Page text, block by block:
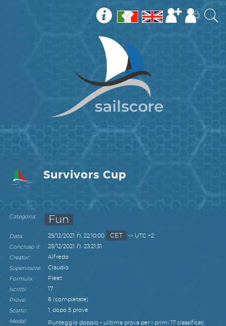
Survivors Cup
Categoria Fun
Data 25/12/2021 h. 22:10:00 CET
-> UTC +2
Concluso il: 25/12/2021 h. 23:21:31
Creator:
Alfredo
Supervisore:
Claudio
Formula
Fleet
Iscritti:
17
Prove:
6 (completate)
Scarto
1, dopo 5 prove
Medal: Punteggio doppio - ulltima prova per i primi 17 classificati